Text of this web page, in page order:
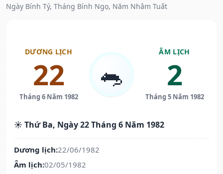
Ngày Bính Tý, Tháng Bính Ngọ, Năm Nhâm Tuất
DƯƠNG LỊCH
22
Tháng 6 Năm 1982
🐀
ÂM LỊCH
2
Tháng 5 Năm 1982
☀️ Thứ Ba, Ngày 22 Tháng 6 Năm 1982
Dương lịch:22/06/1982
Âm lịch:02/05/1982